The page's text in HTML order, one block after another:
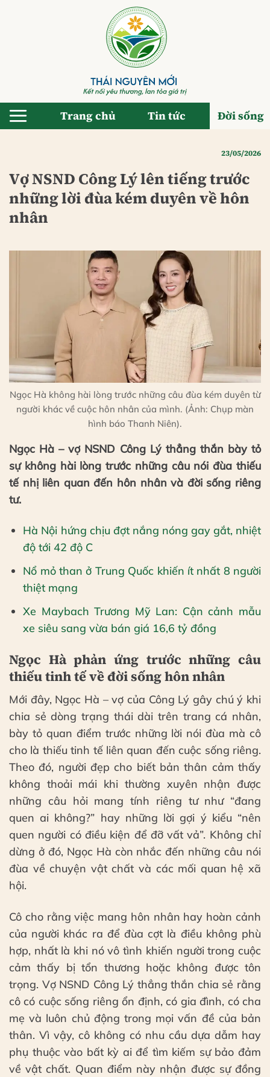
Trang chủ Tin tức Đời sống
23/05/2026
Vợ NSND Công Lý lên tiếng trước
những lời đùa kém duyên về hôn
nhân
Ngọc Hà không hài lòng trước những câu đùa kém duyên từ
người khác về cuộc hôn nhân của mình. (Ảnh: Chụp màn
hình báo Thanh Niên).
Ngọc Hà – vợ NSND Công Lý thẳng thắn bày tỏ
sự không hài lòng trước những câu nói đùa thiếu
tế nhị liên quan đến hôn nhân và đời sống riêng
tư.
Hà Nội hứng chịu đợt nắng nóng gay gắt, nhiệt
độ tới 42 độ C
Nổ mỏ than ở Trung Quốc khiến ít nhất 8 người
thiệt mạng
Xe Maybach Trương Mỹ Lan: Cận cảnh mẫu
xe siêu sang vừa bán giá 16,6 tỷ đồng
Ngọc Hà phản ứng trước những câu
thiếu tinh tế về đời sống hôn nhân
Mới đây, Ngọc Hà – vợ của Công Lý gây chú ý khi
chia sẻ dòng trạng thái dài trên trang cá nhân,
bày tỏ quan điểm trước những lời nói đùa mà cô
cho là thiếu tinh tế liên quan đến cuộc sống riêng.
Theo đó, người đẹp cho biết bản thân cảm thấy
không thoải mái khi thường xuyên nhận được
những câu hỏi mang tính riêng tư như “đang
quen ai không?” hay những lời gợi ý kiểu “nên
quen người có điều kiện để đỡ vất vả”. Không chỉ
dừng ở đó, Ngọc Hà còn nhắc đến những câu nói
đùa về chuyện vật chất và các mối quan hệ xã
hội.
Cô cho rằng việc mang hôn nhân hay hoàn cảnh
của người khác ra để đùa cợt là điều không phù
hợp, nhất là khi nó vô tình khiến người trong cuộc
cảm thấy bị tổn thương hoặc không được tôn
trọng. Vợ NSND Công Lý thẳng thắn chia sẻ rằng
cô có cuộc sống riêng ổn định, có gia đình, có cha
mẹ và luôn chủ động trong mọi vấn đề của bản
thân. Vì vậy, cô không có nhu cầu dựa dẫm hay
phụ thuộc vào bất kỳ ai để tìm kiếm sự bảo đảm
về vật chất. Quan điểm này nhận được sự đồng